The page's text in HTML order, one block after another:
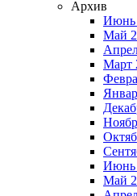
Архив
Июнь
Май
Март
Июнь
Май